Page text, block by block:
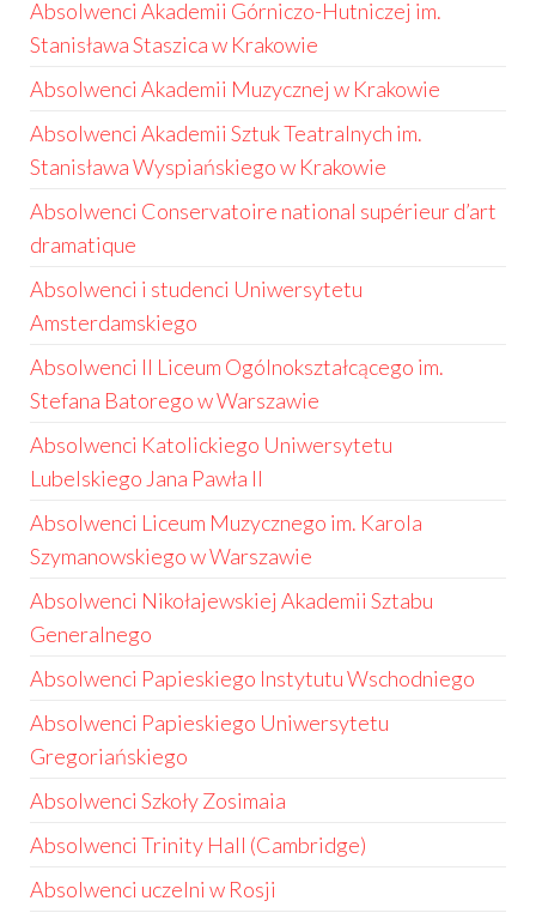
Absolwenci Akademii Górniczo-Hutniczej im.
Stanisława Staszica w Krakowie
Absolwenci Akademii Muzycznej w Krakowie
Absolwenci Akademii Sztuk Teatralnych im.
Stanisława Wyspiańskiego w Krakowie
Absolwenci Conservatoire national supérieur d’art
dramatique
Absolwenci i studenci Uniwersytetu
Amsterdamskiego
Absolwenci II Liceum Ogólnokształcącego im.
Stefana Batorego w Warszawie
Absolwenci Katolickiego Uniwersytetu
Lubelskiego Jana Pawła II
Absolwenci Liceum Muzycznego im. Karola
Szymanowskiego w Warszawie
Absolwenci Nikołajewskiej Akademii Sztabu
Generalnego
Absolwenci Papieskiego Instytutu Wschodniego
Absolwenci Papieskiego Uniwersytetu
Gregoriańskiego
Absolwenci Szkoły Zosimaia
Absolwenci Trinity Hall (Cambridge)
Absolwenci uczelni w Rosji